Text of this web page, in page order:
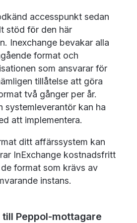
accesspunkt sedan
stöd för den här
Inexchange bevakar alla
format och
som ansvarar för
tillåtelse att göra
två gånger per år.
systemleverantör kan ha
att implementera.
ditt affärssystem kan
InExchange kostnadsfritt
format som krävs av
instans.
Peppol-mottagare